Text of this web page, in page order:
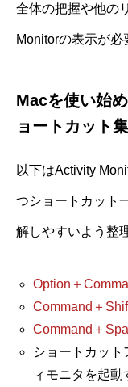
全体の把握や他の
Monitorの表示が必
Macを使い始
ョートカット集
以下はActivity
つショートカット
解しやすいよう整
Option＋
Command＋
Command＋
ショートカッ
ィモニタを起